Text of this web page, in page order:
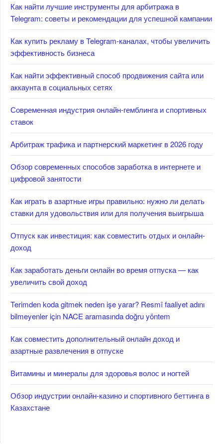
Как найти лучшие инструменты для арбитража в
Telegram: советы и рекомендации для успешной кампании
Как купить рекламу в Telegram-каналах, чтобы увеличить
эффективность бизнеса
Как найти эффективный способ продвижения сайта или
аккаунта в социальных сетях
Современная индустрия онлайн-гемблинга и спортивных
ставок
Арбитраж трафика и партнерский маркетинг в 2026 году
Обзор современных способов заработка в интернете и
цифровой занятости
Как играть в азартные игры правильно: нужно ли делать
ставки для удовольствия или для получения выигрыша
Отпуск как инвестиция: как совместить отдых и онлайн-
доход
Как заработать деньги онлайн во время отпуска — как
увеличить свой доход
Terimden koda gitmek neden işe yarar? Resmî faaliyet adını
bilmeyenler için NACE aramasında doğru yöntem
Как совместить дополнительный онлайн доход и
азартные развлечения в отпуске
Витамины и минералы для здоровья волос и ногтей
Обзор индустрии онлайн-казино и спортивного беттинга в
Казахстане